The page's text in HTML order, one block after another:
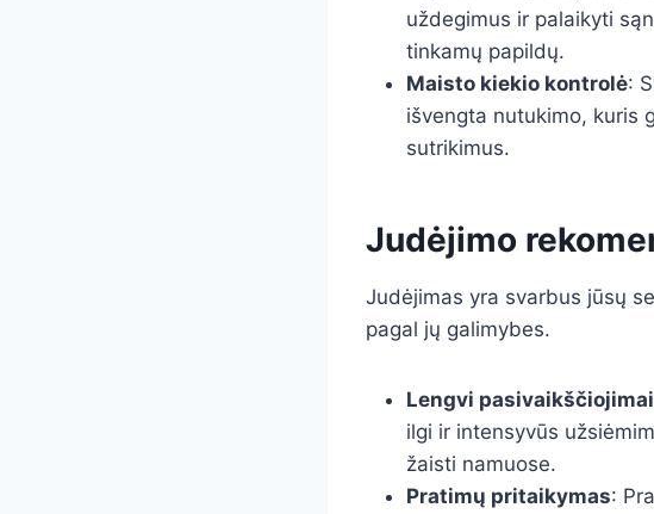
uždegimus ir palaikyti
tinkamų papildų.
Maisto kiekio kontrolė:
išvengta nutukimo, kuris
sutrikimus.
Judėjimo
Judėjimas yra svarbus jūsų
pagal jų galimybes.
Lengvi pasivaikščiojimai
ilgi ir intensyvūs
žaisti namuose.
Pratimų pritaikymas: